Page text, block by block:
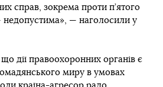
справ, зокрема проти п’ятого
недопустима», — наголосили у
дії правоохоронних органів є
миру в умовах